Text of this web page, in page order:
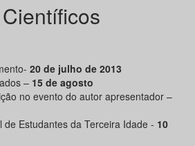
20 de julho de 2013
– 15 de agosto
no evento do autor apresentador –
de Estudantes da Terceira Idade - 10